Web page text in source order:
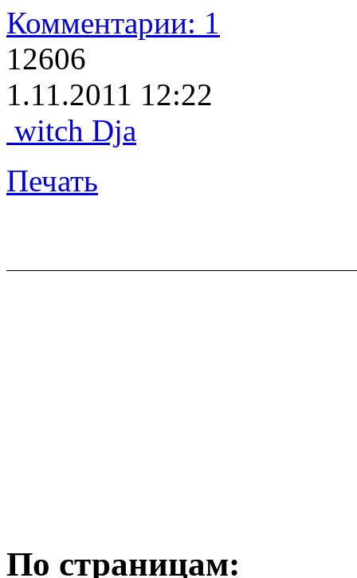
Комментарии: 1
12606
1.11.2011 12:22
witch Dja
Печать
По страницам: